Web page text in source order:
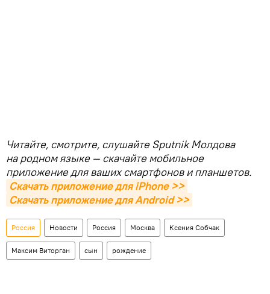
Читайте, смотрите, слушайте Sputnik Молдова
на родном языке — скачайте мобильное
приложение для ваших смартфонов и планшетов.
Скачать приложение для iPhone >>
Скачать приложение для Android >>
Россия Новости Россия Москва Ксения Собчак
Максим Виторган сын рождение